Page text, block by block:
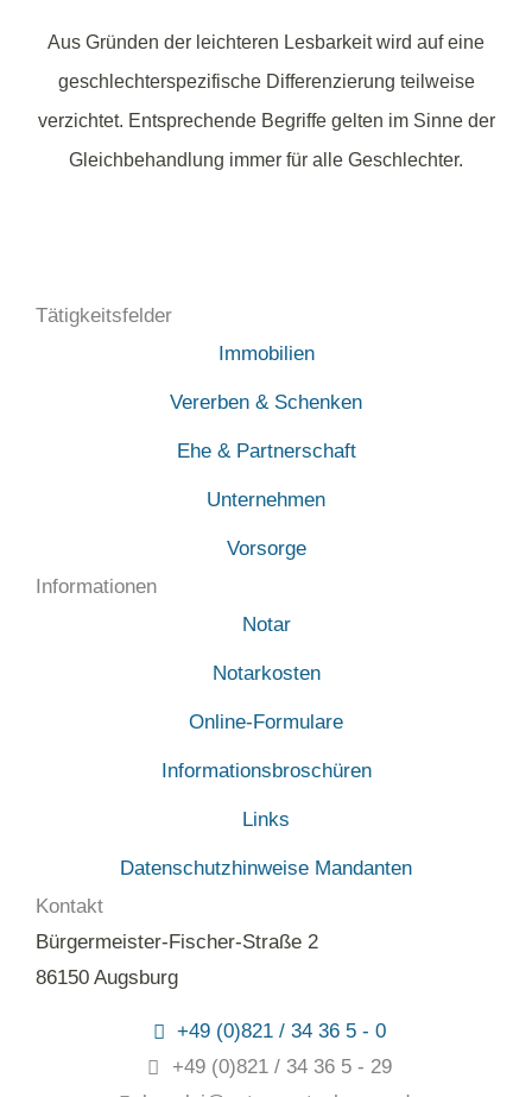
Aus Gründen der leichteren Lesbarkeit wird auf eine
geschlechterspezifische Differenzierung teilweise
verzichtet. Entsprechende Begriffe gelten im Sinne der
Gleichbehandlung immer für alle Geschlechter.
Tätigkeitsfelder
Immobilien
Vererben & Schenken
Ehe & Partnerschaft
Unternehmen
Vorsorge
Informationen
Notar
Notarkosten
Online-Formulare
Informationsbroschüren
Links
Datenschutzhinweise Mandanten
Kontakt
Bürgermeister-Fischer-Straße 2
86150 Augsburg
+49 (0)821 / 34 36 5 - 0
+49 (0)821 / 34 36 5 - 29